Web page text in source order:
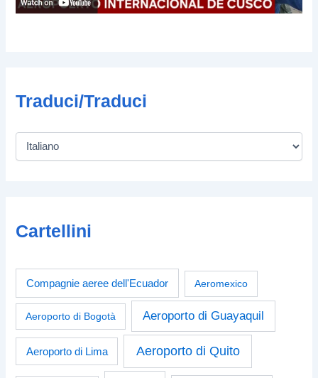
Traduci/Traduci
Cartellini
Compagnie aeree dell'Ecuador Aeromexico
Aeroporto di Bogotà Aeroporto di Guayaquil
Aeroporto di Lima Aeroporto di Quito